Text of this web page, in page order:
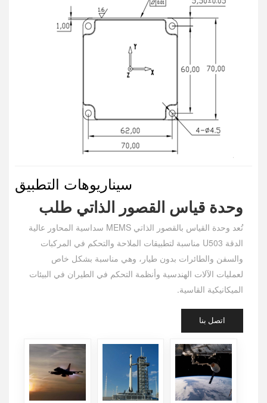
سيناريوهات التطبيق
وحدة قياس القصور الذاتي طلب
تُعد وحدة القياس بالقصور الذاتي MEMS سداسية المحاور عالية
الدقة U503 مناسبة لتطبيقات الملاحة والتحكم في المركبات
والسفن والطائرات بدون طيار، وهي مناسبة بشكل خاص
لعمليات الآلات الهندسية وأنظمة التحكم في الطيران في البيئات
الميكانيكية القاسية.
اتصل بنا